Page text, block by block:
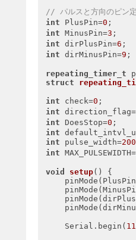
// パルスと方向のピン
int PlusPin=0
int MinusPin=3
int dirPlusPin=6
int dirMinusPin=9
repeating_timer_t
struct
int check=0
int direction_flag=
int DoesStop=0
int
int pulse_width=
int MAX_PULSEWIDTH=
void setup()
{
    Serial.begin(